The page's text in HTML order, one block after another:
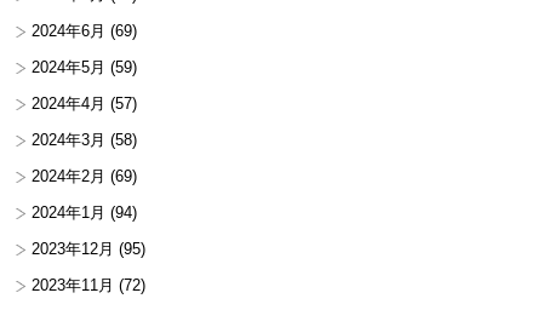
2024年6月 (69)
2024年5月 (59)
2024年4月 (57)
2024年3月 (58)
2024年2月 (69)
2024年1月 (94)
2023年12月 (95)
2023年11月 (72)